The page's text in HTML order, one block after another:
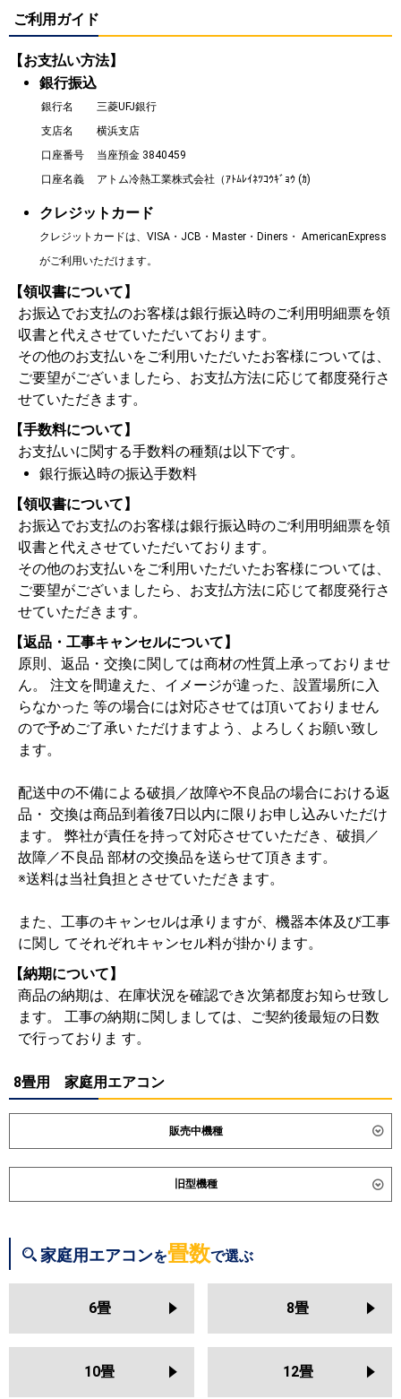
ご利用ガイド
【お支払い方法】
銀行振込
銀行名
三菱UFJ銀行
支店名
横浜支店
口座番号
当座預金 3840459
口座名義
アトム冷熱工業株式会社（ｱﾄﾑﾚｲﾈﾂｺｳｷﾞｮｳ (ｶ)
クレジットカード
クレジットカードは、VISA・JCB・Master・Diners・ AmericanExpress
がご利用いただけます。
【領収書について】
お振込でお支払のお客様は銀行振込時のご利用明細票を領
収書と代えさせていただいております。
その他のお支払いをご利用いただいたお客様については、
ご要望がございましたら、お支払方法に応じて都度発行さ
せていただきます。
【手数料について】
お支払いに関する手数料の種類は以下です。
銀行振込時の振込手数料
【領収書について】
お振込でお支払のお客様は銀行振込時のご利用明細票を領
収書と代えさせていただいております。
その他のお支払いをご利用いただいたお客様については、
ご要望がございましたら、お支払方法に応じて都度発行さ
せていただきます。
【返品・工事キャンセルについて】
原則、返品・交換に関しては商材の性質上承っておりませ
ん。 注文を間違えた、イメージが違った、設置場所に入
らなかった 等の場合には対応させては頂いておりません
ので予めご了承い ただけますよう、よろしくお願い致し
ます。
配送中の不備による破損／故障や不良品の場合における返
品・ 交換は商品到着後7日以内に限りお申し込みいただけ
ます。 弊社が責任を持って対応させていただき、破損／
故障／不良品 部材の交換品を送らせて頂きます。
※送料は当社負担とさせていただきます。
また、工事のキャンセルは承りますが、機器本体及び工事
に関し てそれぞれキャンセル料が掛かります。
【納期について】
商品の納期は、在庫状況を確認でき次第都度お知らせ致し
ます。 工事の納期に関しましては、ご契約後最短の日数
で行っておりま す。
8畳用 家庭用エアコン
販売中機種
ダイキン S256ATES S256ATCS
S256ATSS-K
東芝 RAS-2515T RAS-U251X
U251DX
RAS-U251DZ RAS-
U251DR
三菱電機 MSZ-KXV2526 MSZ-NXV2526
MSZ-HXV2526
MSZ-GV2526
旧型機種
S255ATRS
S254ATCS S254ATMS
S254ATAS S254ATRS S253ATES
S253ATCS
S253ATFS
S253ATMS S253ATRS S25ZTES
S25ZTCXS
S25ZTFXS
家庭用エアコンを畳数で選ぶ
6畳 8畳
10畳 12畳